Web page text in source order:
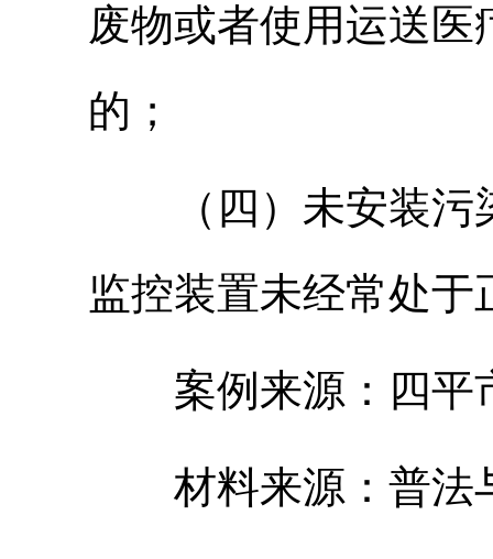
废物或者使用运送
的；
（四）未安装
监控装置未经常处
案例来源：四平
材料来源：普法